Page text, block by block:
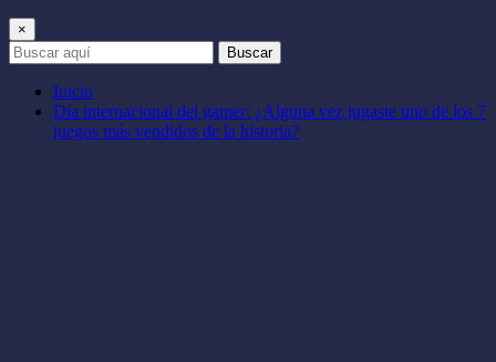
×
Buscar
Inicio
Día internacional del gamer: ¿Alguna vez jugaste uno de los 7
juegos más vendidos de la historia?